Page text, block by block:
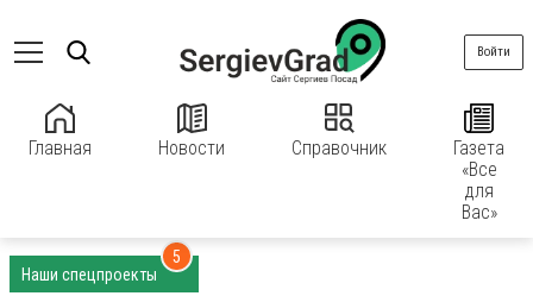
Главная Новости Справочник
Газета
«Все
для
Вас»
Войти
Наши спецпроекты
5